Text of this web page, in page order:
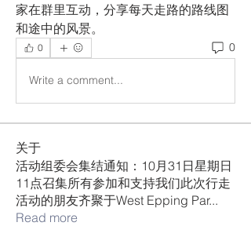
家在群里互动，分享每天走路的路线图
和途中的风景。
0 0
Write a comment...
关于
活动组委会集结通知：10月31日星期日
11点召集所有参加和支持我们此次行走
活动的朋友齐聚于West Epping Par...
Read more